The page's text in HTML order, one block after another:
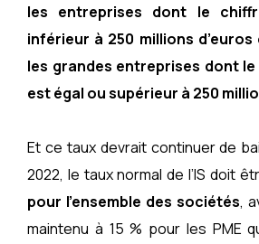
les entreprises dont le
inférieur à 250 millions
les grandes entreprises dont le
est égal ou supérieur à 250
Et ce taux devrait continuer de
2022, le taux normal de l’IS doit
pour l’ensemble des sociétés,
maintenu à 15 % pour les PME